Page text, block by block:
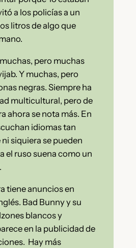
a los policías a un
litros de algo que
pero muchas
Y muchas, pero
negras. Siempre ha
multicultural, pero de
ahora se nota más. En
idiomas tan
siquiera se pueden
el ruso suena como un
tiene anuncios en
Bad Bunny y su
blancos y
en la publicidad de
Hay más